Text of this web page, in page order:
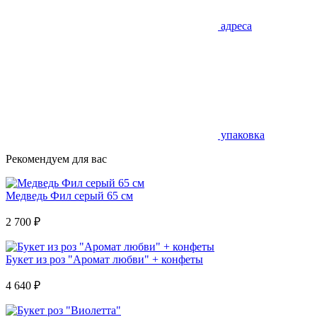
адреса
упаковка
Рекомендуем для вас
Медведь Фил серый 65 см
2 700 ₽
Букет из роз "Аромат любви" + конфеты
4 640 ₽